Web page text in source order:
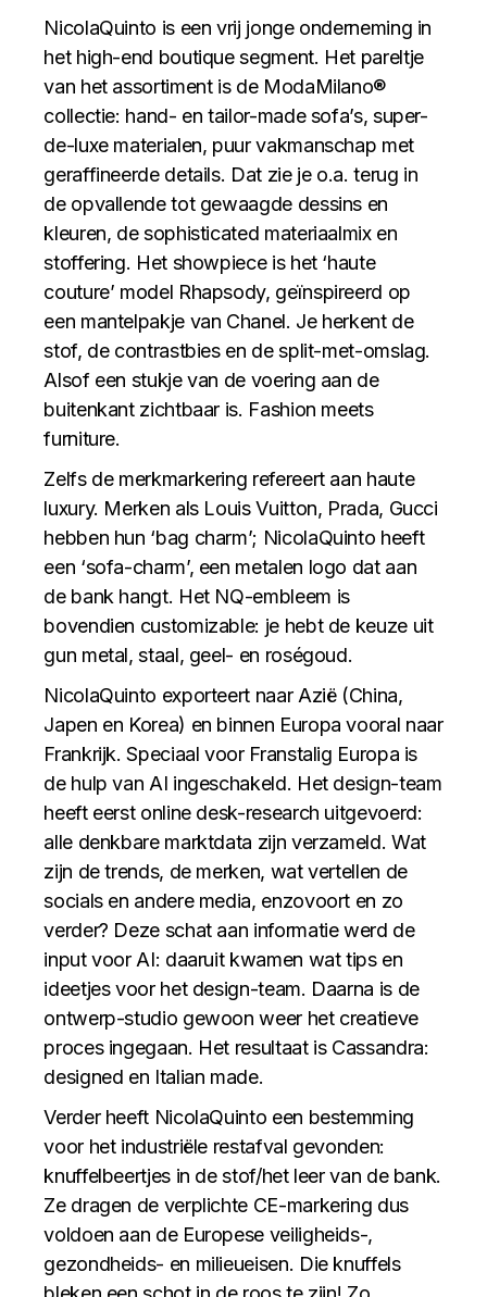
NicolaQuinto is een vrij jonge onderneming in
het high-end boutique segment. Het pareltje
van het assortiment is de ModaMilano®
collectie: hand- en tailor-made sofa’s, super-
de-luxe materialen, puur vakmanschap met
geraffineerde details. Dat zie je o.a. terug in
de opvallende tot gewaagde dessins en
kleuren, de sophisticated materiaalmix en
stoffering. Het showpiece is het ‘haute
couture’ model Rhapsody, geïnspireerd op
een mantelpakje van Chanel. Je herkent de
stof, de contrastbies en de split-met-omslag.
Alsof een stukje van de voering aan de
buitenkant zichtbaar is. Fashion meets
furniture.
Zelfs de merkmarkering refereert aan haute
luxury. Merken als Louis Vuitton, Prada, Gucci
hebben hun ‘bag charm’; NicolaQuinto heeft
een ‘sofa-charm’, een metalen logo dat aan
de bank hangt. Het NQ-embleem is
bovendien customizable: je hebt de keuze uit
gun metal, staal, geel- en roségoud.
NicolaQuinto exporteert naar Azië (China,
Japen en Korea) en binnen Europa vooral naar
Frankrijk. Speciaal voor Franstalig Europa is
de hulp van AI ingeschakeld. Het design-team
heeft eerst online desk-research uitgevoerd:
alle denkbare marktdata zijn verzameld. Wat
zijn de trends, de merken, wat vertellen de
socials en andere media, enzovoort en zo
verder? Deze schat aan informatie werd de
input voor AI: daaruit kwamen wat tips en
ideetjes voor het design-team. Daarna is de
ontwerp-studio gewoon weer het creatieve
proces ingegaan. Het resultaat is Cassandra:
designed en Italian made.
Verder heeft NicolaQuinto een bestemming
voor het industriële restafval gevonden:
knuffelbeertjes in de stof/het leer van de bank.
Ze dragen de verplichte CE-markering dus
voldoen aan de Europese veiligheids-,
gezondheids- en milieueisen. Die knuffels